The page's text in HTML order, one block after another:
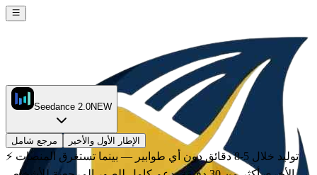
Seedance 2.0NEW
مرجع شامل الإطار الأول والأخير
⚡ توليد خلال 5-8 دقائق دون أي طوابير — بينما تستغرق المنصات